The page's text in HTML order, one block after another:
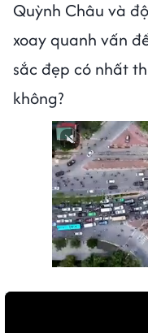
Quỳnh Châu và
xoay quanh vấn
sắc đẹp có nhất
không?